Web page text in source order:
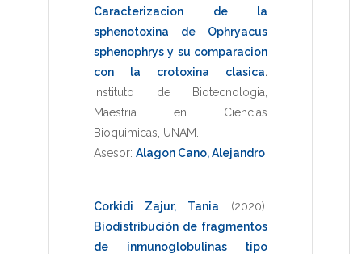
Caracterizacion de la
sphenotoxina de Ophryacus
sphenophrys y su comparacion
con la crotoxina clasica.
Instituto de Biotecnologia
Maestria en Ciencias
Bioquimicas UNAM
Asesor: Alagon Cano, Alejandro
Corkidi Zajur, Tania (2020)
Biodistribución de fragmentos
de inmunoglobulinas tipo